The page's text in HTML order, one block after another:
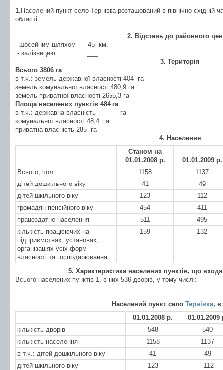
1 .Населений пункт село Тернівка розташований в північно-східній
області
2. Відстань до районного
- шосейним шляхом 45 км.
- залізницею
3. Територія
Всього 3806 га
в т.ч.: земель державної власності 404 га
земель комунальної власності 480,9 га
земель приватної власності 2655,3 га
Площа населених пунктів 484 га
в т.ч.: державна власність ______ га
комунальної власності 48,4 га
приватна власність 285 га
4. Населення
Станом на
01.01.2008 р.
01.01.2009 р.
Всього, чол.
1158
1137
дітей дошкільного віку
41
49
дітей шкільного віку
123
112
громадян пенсійного віку
454
411
працездатне населення
511
495
кількість працюючих на
підприємствах, установах,
організаціях усіх форм
власності та господарювання
159 132
5. Характеристика населених пунктів, що
Всього населених пунктів 1, в них 536 дворів, у тому числі:
Населений пункт село Тернівка, в
01.01.2008 р.
01.01.2009
кількість дворів
548
540
кількість населення
1158
1137
в т.ч.: дітей дошкільного віку
41
49
дітей шкільного віку
123
112